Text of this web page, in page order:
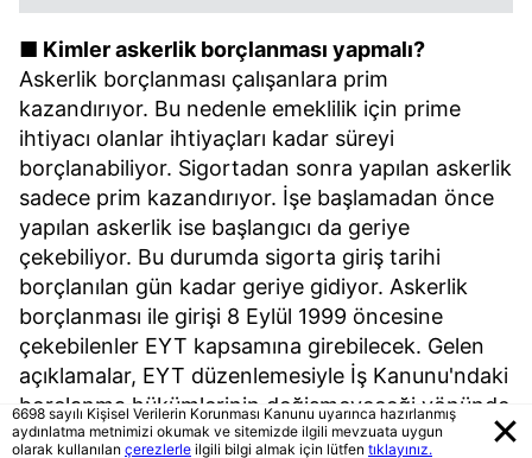
■ Kimler askerlik borçlanması yapmalı?
Askerlik borçlanması çalışanlara prim
kazandırıyor. Bu nedenle emeklilik için prime
ihtiyacı olanlar ihtiyaçları kadar süreyi
borçlanabiliyor. Sigortadan sonra yapılan askerlik
sadece prim kazandırıyor. İşe başlamadan önce
yapılan askerlik ise başlangıcı da geriye
çekebiliyor. Bu durumda sigorta giriş tarihi
borçlanılan gün kadar geriye gidiyor. Askerlik
borçlanması ile girişi 8 Eylül 1999 öncesine
çekebilenler EYT kapsamına girebilecek. Gelen
açıklamalar, EYT düzenlemesiyle İş Kanunu'ndaki
borçlanma hükümlerinin değişmeyeceği yönünde
bulunuyor.
6698 sayılı Kişisel Verilerin Korunması Kanunu uyarınca hazırlanmış
aydınlatma metnimizi okumak ve sitemizde ilgili mevzuata uygun
olarak kullanılan çerezlerle ilgili bilgi almak için lütfen tıklayınız.